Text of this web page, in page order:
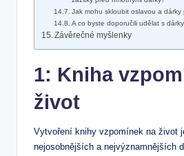
Jak mohu skloubit oslavou a dárky
A co byste doporučili udělat s
Závěrečné myšlenky
1: Kniha
život
Vytvoření knihy vzpomínek na život
nejosobnějších a nejvýznamnějších